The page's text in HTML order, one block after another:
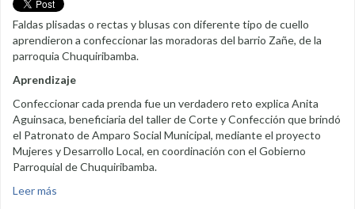
Faldas plisadas o rectas y blusas con diferente tipo de cuello
aprendieron a confeccionar las moradoras del barrio Zañe, de la
parroquia Chuquiribamba.
Aprendizaje
Confeccionar cada prenda fue un verdadero reto explica Anita
Aguinsaca, beneficiaria del taller de Corte y Confección que brindó
el Patronato de Amparo Social Municipal, mediante el proyecto
Mujeres y Desarrollo Local, en coordinación con el Gobierno
Parroquial de Chuquiribamba.
Leer más